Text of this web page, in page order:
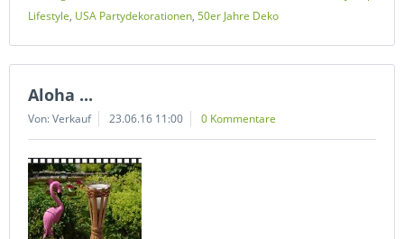
Lifestyle, USA Partydekorationen, 50er Jahre Deko
Aloha ...
Von: Verkauf 23.06.16 11:00 0 Kommentare